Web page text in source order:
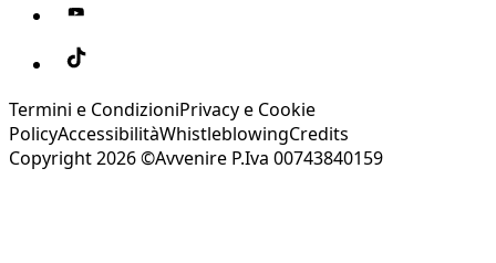
Termini e CondizioniPrivacy e Cookie
PolicyAccessibilitàWhistleblowingCredits
Copyright 2026 ©Avvenire P.Iva 00743840159